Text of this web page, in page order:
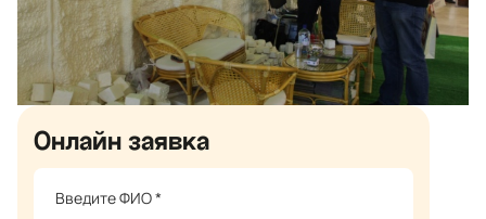
Онлайн заявка